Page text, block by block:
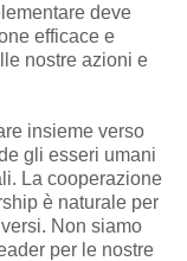
deve
efficace e
nostre azioni e
insieme verso
gli esseri umani
La cooperazione
è naturale per
Non siamo
per le nostre